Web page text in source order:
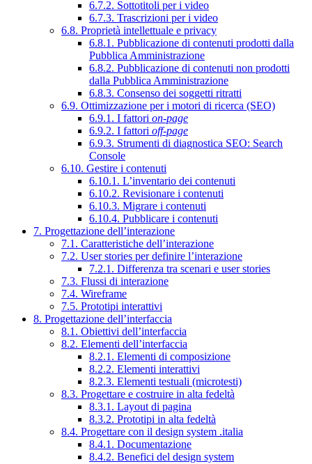
6.7.2. Sottotitoli per i video
6.7.3. Trascrizioni per i video
6.8. Proprietà intellettuale e privacy
6.8.1. Pubblicazione di contenuti prodotti dalla
Pubblica Amministrazione
6.8.2. Pubblicazione di contenuti non prodotti
dalla Pubblica Amministrazione
6.8.3. Consenso dei soggetti ritratti
6.9. Ottimizzazione per i motori di ricerca (SEO)
6.9.1. I fattori on-page
6.9.2. I fattori off-page
6.9.3. Strumenti di diagnostica SEO: Search
Console
6.10. Gestire i contenuti
6.10.1. L’inventario dei contenuti
6.10.2. Revisionare i contenuti
6.10.3. Migrare i contenuti
6.10.4. Pubblicare i contenuti
7. Progettazione dell’interazione
7.1. Caratteristiche dell’interazione
7.2. User stories per definire l’interazione
7.2.1. Differenza tra scenari e user stories
7.3. Flussi di interazione
7.4. Wireframe
7.5. Prototipi interattivi
8. Progettazione dell’interfaccia
8.1. Obiettivi dell’interfaccia
8.2. Elementi dell’interfaccia
8.2.1. Elementi di composizione
8.2.2. Elementi interattivi
8.2.3. Elementi testuali (microtesti)
8.3. Progettare e costruire in alta fedeltà
8.3.1. Layout di pagina
8.3.2. Prototipi in alta fedeltà
8.4. Progettare con il design system .italia
8.4.1. Documentazione
8.4.2. Benefici del design system